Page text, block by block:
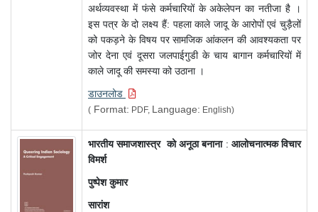
अर्थव्यवस्था में फंसे कर्मचारियों के अकेलेपन का नतीजा है ।
इस पत्र के दो लक्ष्य हैं: पहला काले जादू के आरोपों एवं चुड़ैलों
को पकड़ने के विषय पर सामजिक आंकलन की आवश्यकता पर
जोर देना एवं दूसरा जलपाईगुडी के चाय बागान कर्मचारियों में
काले जादू की समस्या को उठाना ।
डाउनलोड
( Format: PDF, Language: English)
भारतीय समाजशास्त्र को अनूठा बनाना : आलोचनात्मक विचार
विमर्श
पुष्पेश कुमार
सारांश